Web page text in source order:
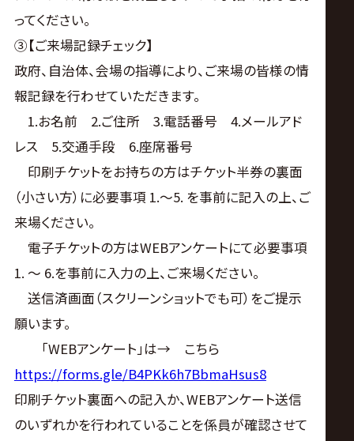
ってください。
③【ご来場記録チェック】
政府、自治体、会場の指導により、ご来場の皆様の情
報記録を行わせていただきます。
1.お名前 2.ご住所 3.電話番号 4.メールアド
レス 5.交通手段 6.座席番号
印刷チケットをお持ちの方はチケット半券の裏面
（小さい方）に必要事項 1.～5. を事前に記入の上、ご
来場ください。
電子チケットの方はWEBアンケートにて必要事項
1. ～ 6.を事前に入力の上、ご来場ください。
送信済画面（スクリーンショットでも可）をご提示
願います。
「WEBアンケート」は→ こちら
https://forms.gle/B4PKk6h7BbmaHsus8
印刷チケット裏面への記入か、WEBアンケート送信
のいずれかを行われていることを係員が確認させて